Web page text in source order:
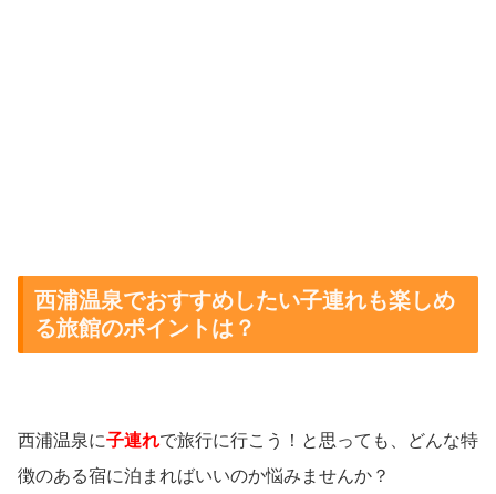
西浦温泉でおすすめしたい子連れも楽しめ
る旅館のポイントは？
西浦温泉に子連れで旅行に行こう！と思っても、どんな特
徴のある宿に泊まればいいのか悩みませんか？